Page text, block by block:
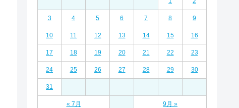
3 4 5 6 7 8 9
10 11 12 13 14 15 16
17 18 19 20 21 22 23
24 25 26 27 28 29 30
31
« 7月 9月 »